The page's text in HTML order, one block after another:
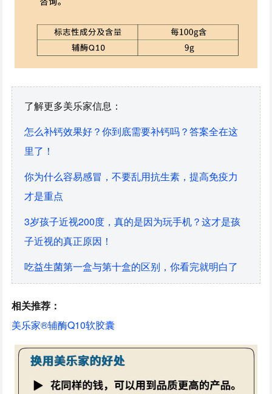
了解更多美乐家信息：
怎么补钙效果好？你到底需要补钙吗？答案全在这
里了！
你为什么容易感冒，不要乱用抗生素，提高免疫力
才是重点
3岁孩子近视200度，真的是因为玩手机？这才是孩
子近视的真正原因！
吃益生菌第一盒与第十盒的区别，你看完就明白了
相关推荐：
美乐家®辅酶Q10软胶囊